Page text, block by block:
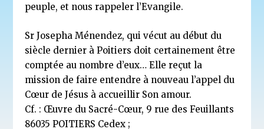
peuple, et nous rappeler l’Evangile.
Sr Josepha Ménendez, qui vécut au début du
siècle dernier à Poitiers doit certainement être
comptée au nombre d’eux… Elle reçut la
mission de faire entendre à nouveau l’appel du
Cœur de Jésus à accueillir Son amour.
Cf. : Œuvre du Sacré-Cœur, 9 rue des Feuillants
86035 POITIERS Cedex ;